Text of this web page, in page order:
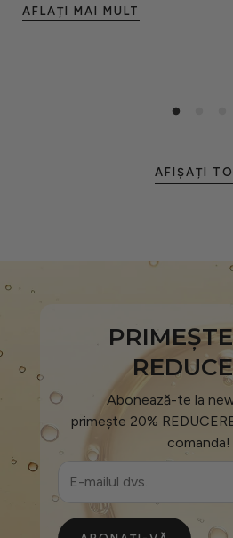
AFLAȚI MAI MULT
AFIȘAȚI
Abonează-te la
primește 20%
comanda!